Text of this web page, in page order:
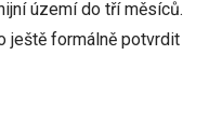
území do tří měsíců.
ještě formálně potvrdit